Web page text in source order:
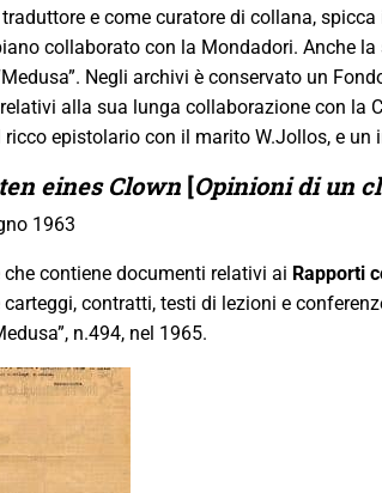
e come curatore di collana,
collaborato con la Mondadori. Anche
Negli archivi è conservato un
alla sua lunga collaborazione con la
epistolario con il marito W.Jollos, e
eines Clown [Opinioni di un
1963
contiene documenti relativi ai Rapporti
contratti, testi di lezioni e
n.494, nel 1965.